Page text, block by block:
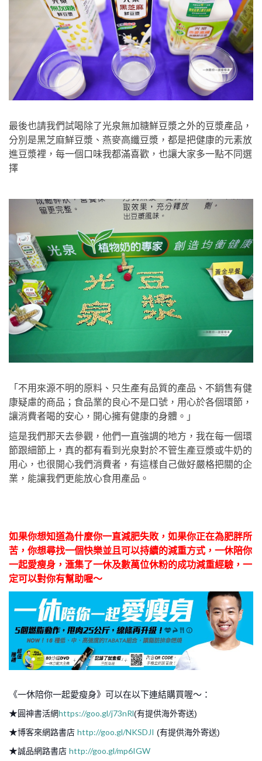
最後也請我們試喝除了光泉無加糖鮮豆漿之外的豆漿產品，
分別是黑芝麻鮮豆漿、燕麥高纖豆漿，都是把健康的元素放
進豆漿裡，每一個口味我都滿喜歡，也讓大家多一點不同選
擇
「不用來源不明的原料、只生產有品質的產品、不銷售有健
康疑慮的商品；食品業的良心不是口號，用心於各個環節，
讓消費者喝的安心，開心擁有健康的身體。」
這是我們那天去參觀，他們一直強調的地方，我在每一個環
節跟細節上，真的都有看到光泉對於不管生產豆漿或牛奶的
用心，也很開心我們消費者，有這樣自己做好嚴格把關的企
業，能讓我們更能放心食用產品。
如果你想知道為什麼你一直減肥失敗， 如果你正在為肥胖所
苦，你想尋找一個快樂並且可以持續的減重方式，一休陪你
一起愛瘦身，滙集了一休及數萬位休粉的成功減重經驗，一
定可以對你有幫助喔～
《一休陪你一起愛瘦身》可以在以下連結購買喔～：
★圓神書活網https://goo.gl/j73nRl(有提供海外寄送)
★博客來網路書店 http://goo.gl/NKSDJI (有提供海外寄送)
★誠品網路書店 http://goo.gl/mp6IGW